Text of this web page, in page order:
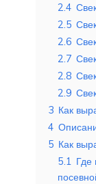
2.4
2.5
2.6
2.7
2.8
2.9
3 Как
4
5 Как
5.1 Где